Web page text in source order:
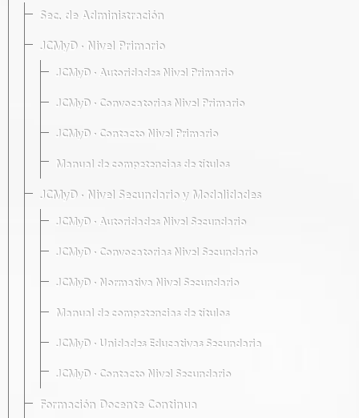
Sec. de Administración
JCMyD · Nivel Primario
JCMyD · Autoridades Nivel Primario
JCMyD · Convocatorias Nivel Primario
JCMyD · Contacto Nivel Primario
Manual de competencias de títulos
JCMyD · Nivel Secundario y Modalidades
JCMyD · Autoridades Nivel Secundario
JCMyD · Convocatorias Nivel Secundario
JCMyD · Normativa Nivel Secundario
Manual de competencias de títulos
JCMyD · Unidades Educativas Secundaria
JCMyD · Contacto Nivel Secundario
Formación Docente Continua